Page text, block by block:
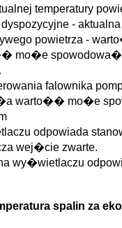
temperatury
-
powietrza -
mo�e
falownika
warto�� mo�e
odpowiada
wej�cie zwarte.
wy�wietlaczu
spalin za